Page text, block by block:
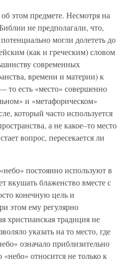
этом предмете. Несмотря на
не предполагали, что,
могли долететь до
(как и греческим) словом
современных
времени и материи) к
то есть «место» совершенно
и «метафорическом»
который часто используется
а не какое–то место
вопрос, пересекается ли
постоянно используют в
вкушать блаженство вместе с
конечную цель и
этом ему регулярно
христианская традиция не
указать на то место, где
означало приблизительно
относится не только к